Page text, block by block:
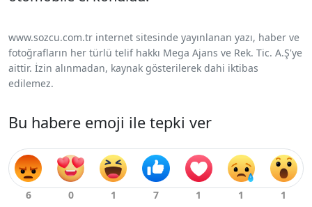
www.sozcu.com.tr internet sitesinde yayınlanan yazı, haber ve
fotoğrafların her türlü telif hakkı Mega Ajans ve Rek. Tic. A.Ş'ye
aittir. İzin alınmadan, kaynak gösterilerek dahi iktibas
edilemez.
Bu habere emoji ile tepki ver